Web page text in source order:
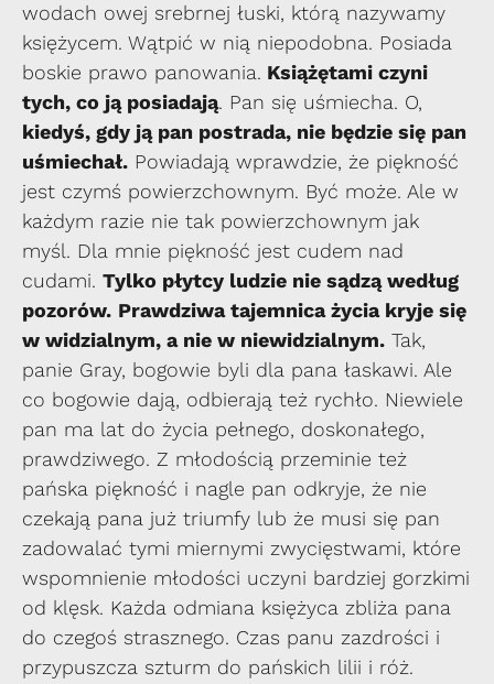
wodach owej srebrnej łuski, którą nazywamy
księżycem. Wątpić w nią niepodobna. Posiada
boskie prawo panowania. Książętami czyni
tych, co ją posiadają. Pan się uśmiecha. O,
kiedyś, gdy ją pan postrada, nie będzie się pan
uśmiechał. Powiadają wprawdzie, że piękność
jest czymś powierzchownym. Być może. Ale w
każdym razie nie tak powierzchownym jak
myśl. Dla mnie piękność jest cudem nad
cudami. Tylko płytcy ludzie nie sądzą według
pozorów. Prawdziwa tajemnica życia kryje się
w widzialnym, a nie w niewidzialnym. Tak,
panie Gray, bogowie byli dla pana łaskawi. Ale
co bogowie dają, odbierają też rychło. Niewiele
pan ma lat do życia pełnego, doskonałego,
prawdziwego. Z młodością przeminie też
pańska piękność i nagle pan odkryje, że nie
czekają pana już triumfy lub że musi się pan
zadowalać tymi miernymi zwycięstwami, które
wspomnienie młodości uczyni bardziej gorzkimi
od klęsk. Każda odmiana księżyca zbliża pana
do czegoś strasznego. Czas panu zazdrości i
przypuszcza szturm do pańskich lilii i róż.